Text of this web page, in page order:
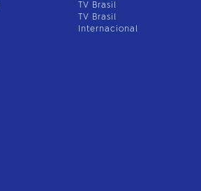
TV Brasil
TV Brasil
Internacional